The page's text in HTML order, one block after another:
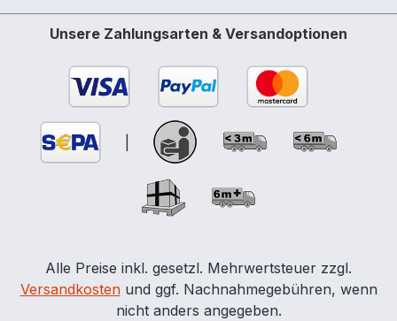
Unsere Zahlungsarten & Versandoptionen
Alle Preise inkl. gesetzl. Mehrwertsteuer zzgl.
Versandkostenund ggf. Nachnahmegebühren, wenn
nicht anders angegeben.